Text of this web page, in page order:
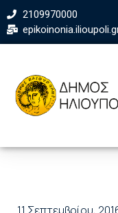
2109970000